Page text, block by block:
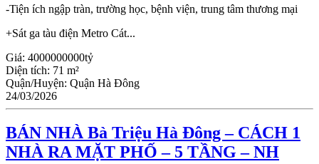
-Tiện ích ngập tràn, trường học, bệnh viện, trung tâm thương mại
+Sát ga tàu điện Metro Cát...
Giá: 4000000000tỷ
Diện tích: 71 m²
Quận/Huyện: Quận Hà Đông
24/03/2026
BÁN NHÀ Bà Triệu Hà Đông – CÁCH 1
NHÀ RA MẶT PHỐ – 5 TẦNG – NH